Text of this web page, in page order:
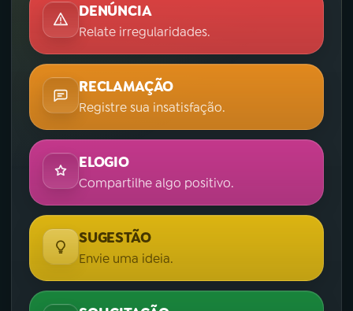
DENÚNCIA
Relate irregularidades.
RECLAMAÇÃO
Registre sua insatisfação.
ELOGIO
Compartilhe algo positivo.
SUGESTÃO
Envie uma ideia.